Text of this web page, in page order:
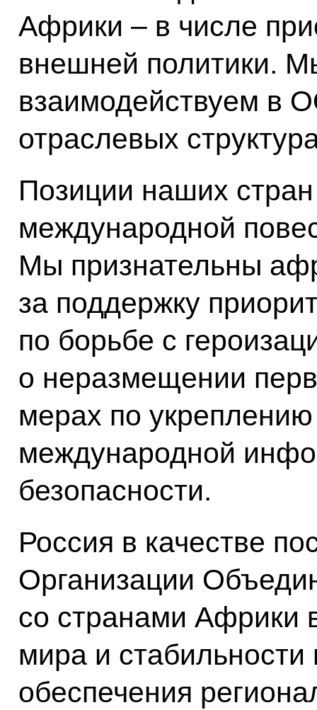
Африки – в числе
внешней политики.
взаимодействуем в
отраслевых
Позиции наших
международной
Мы признательны
за поддержку
по борьбе с
о неразмещении
мерах по
международной
безопасности.
Россия в качестве
Организации
со странами Африки
мира и стабильности
обеспечения